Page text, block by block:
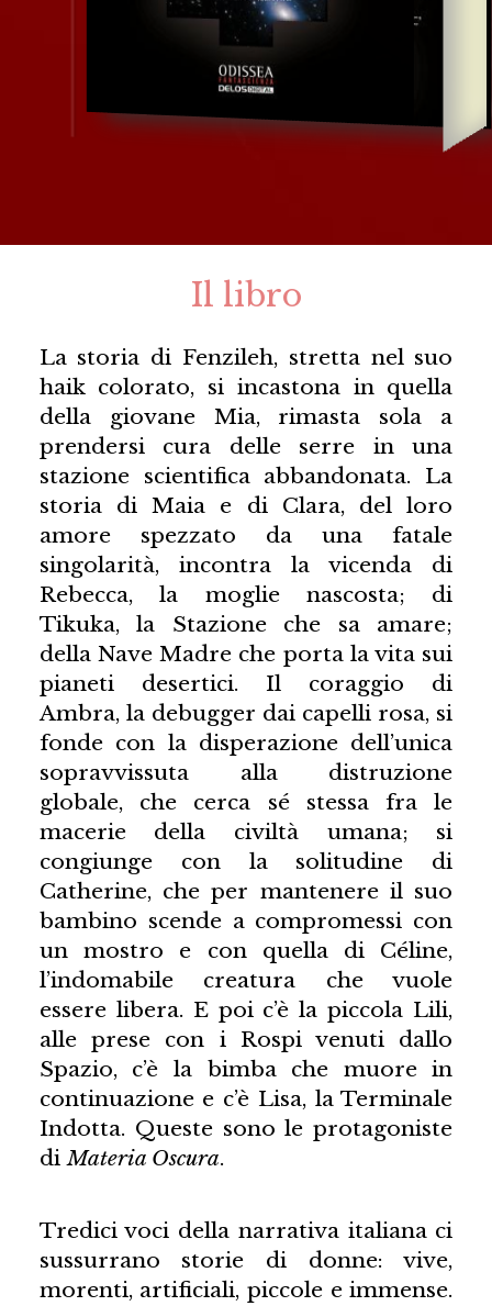
Il libro
La storia di Fenzileh, stretta nel suo
haik colorato, si incastona in quella
della giovane Mia, rimasta sola a
prendersi cura delle serre in una
stazione scientifica abbandonata. La
storia di Maia e di Clara, del loro
amore spezzato da una fatale
singolarità, incontra la vicenda di
Rebecca, la moglie nascosta; di
Tikuka, la Stazione che sa amare;
della Nave Madre che porta la vita sui
pianeti desertici. Il coraggio di
Ambra, la debugger dai capelli rosa, si
fonde con la disperazione dell’unica
sopravvissuta alla distruzione
globale, che cerca sé stessa fra le
macerie della civiltà umana; si
congiunge con la solitudine di
Catherine, che per mantenere il suo
bambino scende a compromessi con
un mostro e con quella di Céline,
l’indomabile creatura che vuole
essere libera. E poi c’è la piccola Lili,
alle prese con i Rospi venuti dallo
Spazio, c’è la bimba che muore in
continuazione e c’è Lisa, la Terminale
Indotta. Queste sono le protagoniste
diMateria Oscura.
Tredici voci della narrativa italiana ci
sussurrano storie di donne: vive,
morenti, artificiali, piccole e immense.